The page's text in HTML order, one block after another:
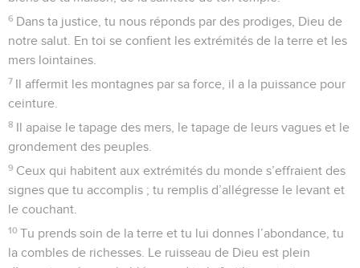
6 Dans ta justice, tu nous réponds par des prodiges, Dieu de
notre salut. En toi se confient les extrémités de la terre et les
mers lointaines.
7 Il affermit les montagnes par sa force, il a la puissance pour
ceinture.
8 Il apaise le tapage des mers, le tapage de leurs vagues et le
grondement des peuples.
9 Ceux qui habitent aux extrémités du monde s’effraient des
signes que tu accomplis ; tu remplis d’allégresse le levant et
le couchant.
10 Tu prends soin de la terre et tu lui donnes l’abondance, tu
la combles de richesses. Le ruisseau de Dieu est plein